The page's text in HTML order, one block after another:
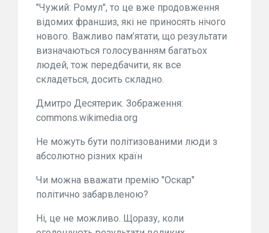
"Чужий: Ромул", то це вже продовження
відомих франшиз, які не приносять нічого
нового. Важливо пам’ятати, що результати
визначаються голосуванням багатьох
людей, тож передбачити, як все
складеться, досить складно.
Дмитро Десятерик. Зображення:
commons.wikimedia.org
Не можуть бути політизованими люди з
абсолютно різних країн
Чи можна вважати премію "Оскар"
політично забарвленою?
Ні, це не можливо. Щоразу, коли